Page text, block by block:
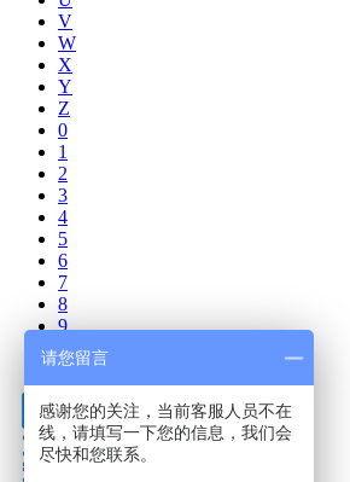
V
W
X
Y
Z
0
1
2
3
4
5
6
7
8
9
其他
请您留言
感谢您的关注，当前客服人员不在
线，请填写一下您的信息，我们会
尽快和您联系。